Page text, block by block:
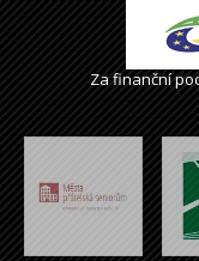
Za finanční